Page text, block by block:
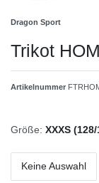
Dragon Sport
Trikot
Artikelnummer
Größe: XXXS (128/
Keine Auswahl